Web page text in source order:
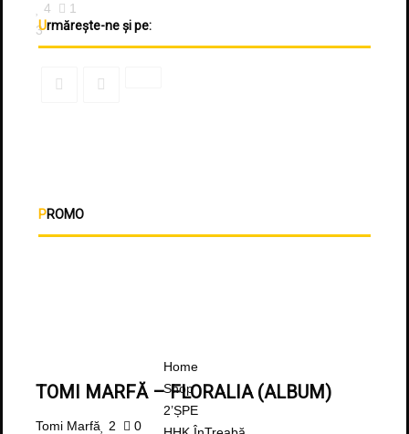
4
1
3
TOMI MARFĂ – FLORALIA (ALBUM)
Tomi Marfă 2 0
Urmărește-ne și pe:
PROMO
Home
Shop
2’ȘPE